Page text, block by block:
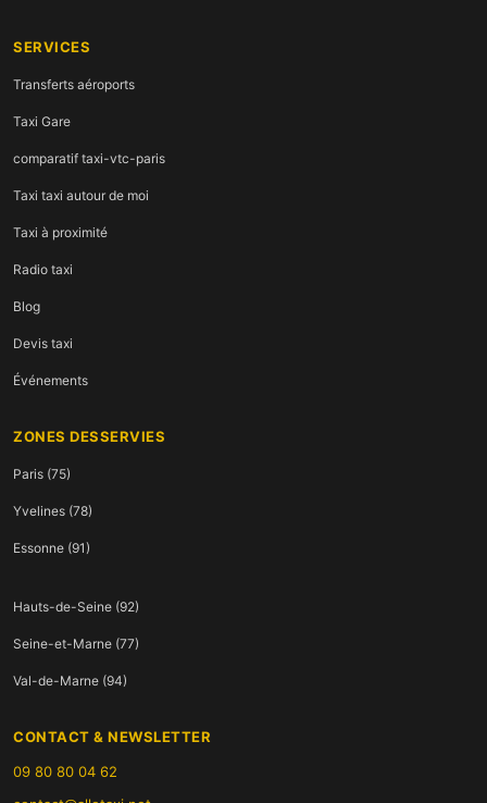
SERVICES
Transferts aéroports
Taxi Gare
comparatif taxi-vtc-paris
Taxi taxi autour de moi
Taxi à proximité
Radio taxi
Blog
Devis taxi
Événements
ZONES DESSERVIES
Paris (75)
Yvelines (78)
Essonne (91)
Hauts-de-Seine (92)
Seine-et-Marne (77)
Val-de-Marne (94)
CONTACT & NEWSLETTER
09 80 80 04 62